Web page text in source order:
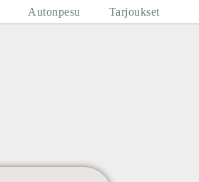
Autonpesu Tarjoukset